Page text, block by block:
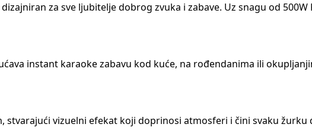
za sve ljubitelje dobrog zvuka i zabave. Uz snagu od
instant karaoke zabavu kod kuće, na rođendanima ili
stvarajući vizuelni efekat koji doprinosi atmosferi i čini svaku žurku